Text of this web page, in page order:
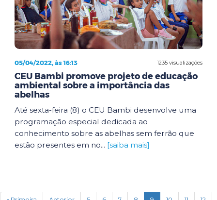
1235 visualizações
05/04/2022, às 16:13
CEU Bambi promove projeto de educação
ambiental sobre a importância das
abelhas
Até sexta-feira (8) o CEU Bambi desenvolve uma
programação especial dedicada ao
conhecimento sobre as abelhas sem ferrão que
estão presentes em no... [saiba mais]